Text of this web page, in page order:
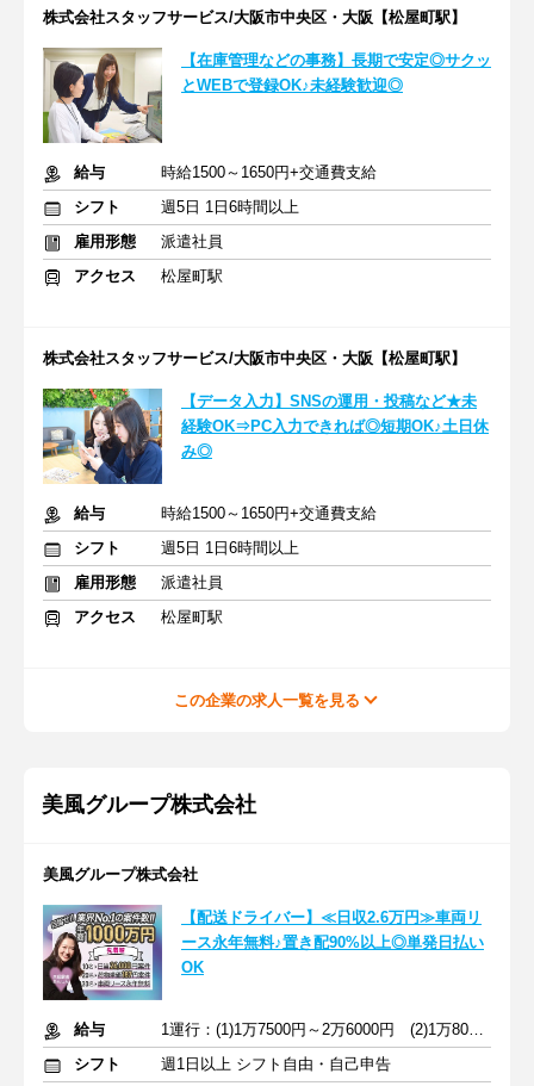
株式会社スタッフサービス/大阪市中央区・大阪【松屋町駅】
【在庫管理などの事務】長期で安定◎サクッ
とWEBで登録OK♪未経験歓迎◎
給与
時給1500～1650円+交通費支給
シフト
週5日 1日6時間以上
雇用形態
派遣社員
アクセス
松屋町駅
株式会社スタッフサービス/大阪市中央区・大阪【松屋町駅】
【データ入力】SNSの運用・投稿など★未
経験OK⇒PC入力できれば◎短期OK♪土日休
み◎
給与
時給1500～1650円+交通費支給
シフト
週5日 1日6時間以上
雇用形態
派遣社員
アクセス
松屋町駅
この企業の求人一覧を見る
美風グループ株式会社
美風グループ株式会社
【配送ドライバー】≪日収2.6万円≫車両リ
ース永年無料♪置き配90%以上◎単発日払い
OK
給与
1運行：(1)1万7500円～2万6000円 (2)1万8000円～2万6000円
シフト
週1日以上 シフト自由・自己申告